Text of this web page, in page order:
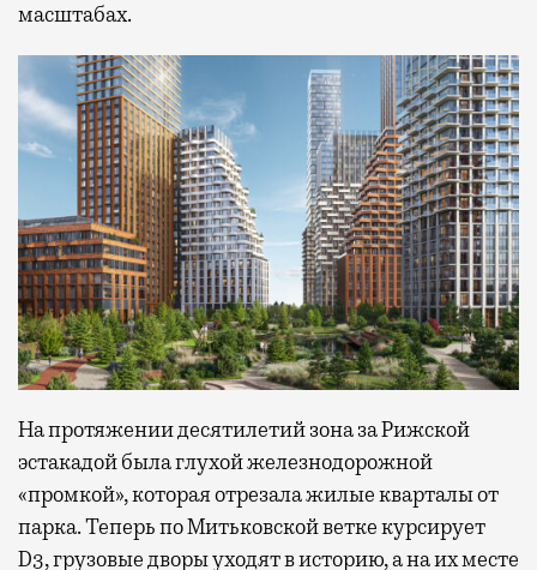
масштабах.
На протяжении десятилетий зона за Рижской
эстакадой была глухой железнодорожной
«промкой», которая отрезала жилые кварталы от
парка. Теперь по Митьковской ветке курсирует
D3, грузовые дворы уходят в историю, а на их месте